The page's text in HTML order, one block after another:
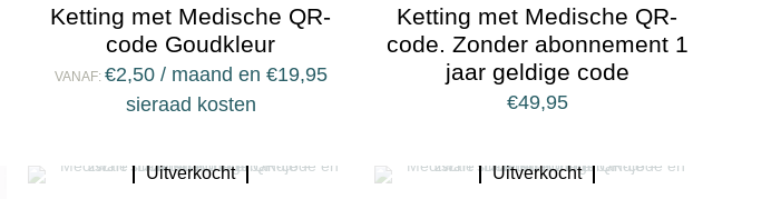
Ketting met Medische QR-
code Goudkleur
VANAF: €2,50 / maand en €19,95
sieraad kosten
Ketting met Medische QR-
code. Zonder abonnement 1
jaar geldige code
€49,95
Uitverkocht Uitverkocht